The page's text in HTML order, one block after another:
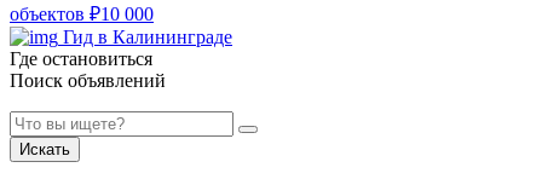
объектов ₽10 000
Гид в Калининграде
Где остановиться
Поиск объявлений
Искать